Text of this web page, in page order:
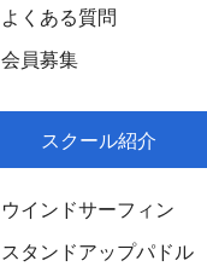
よくある質問
会員募集
スクール紹介
ウインドサーフィン
スタンドアップパドル